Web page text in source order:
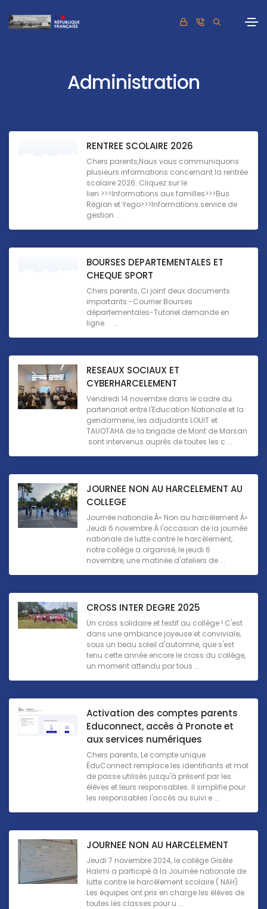
Administration
RENTREE SCOLAIRE 2026
Chers parents,Nous vous communiquons
plusieurs informations concernant la rentrée
scolaire 2026: Cliquez sur le
lien >>>Informations aux familles>>>Bus
Région et Yego>>>Informations service de
gestion ...
BOURSES DEPARTEMENTALES ET
CHEQUE SPORT
Chers parents, Ci joint deux documents
importants:-Courrier Bourses
départementales-Tutoriel demande en
ligne ...
RESEAUX SOCIAUX ET
CYBERHARCELEMENT
Vendredi 14 novembre dans le cadre du
partenariat entre l'Education Nationale et la
gendarmerie, les adjudants LOUIT et
TAUOTAHA de la brigade de Mont de Marsan
sont intervenus auprès de toutes les c ...
JOURNEE NON AU HARCELEMENT AU
COLLEGE
Journée nationale Â« Non au harcèlement Â»
Jeudi 6 novembre À l'occasion de la journée
nationale de lutte contre le harcèlement,
notre collège a organisé, le jeudi 6
novembre, une matinée d'ateliers de ...
CROSS INTER DEGRE 2025
Un cross solidaire et festif au collège ! C'est
dans une ambiance joyeuse et conviviale,
sous un beau soleil d'automne, que s'est
tenu cette année encore le cross du collège,
un moment attendu par tous ...
Activation des comptes parents
Educonnect, accès à Pronote et
aux services numériques
Chers parents, Le compte unique
ÉduConnect remplace les identifiants et mot
de passe utilisés jusqu'à présent par les
élèves et leurs responsables. Il simplifie pour
les responsables l'accès au suivi e ...
JOURNEE NON AU HARCELEMENT
Jeudi 7 novembre 2024, le collège Gisèle
Halimi a participé à la Journée nationale de
lutte contre le harcèlement scolaire ( NAH).
Les équipes ont pris en charge les élèves de
toutes les classes pour u ...